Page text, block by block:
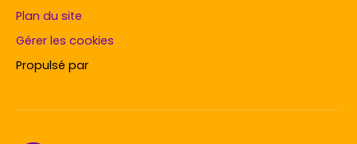
Plan du site
Gérer les cookies
Propulsé par